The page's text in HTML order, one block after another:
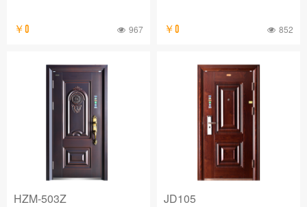
￥0 967 ￥0 852
HZM-503Z JD105